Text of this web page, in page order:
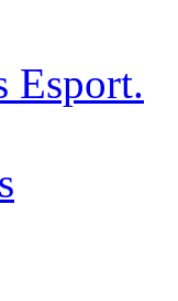
Esport.